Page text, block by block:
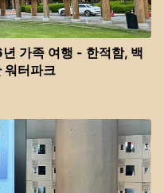
가족 여행 - 한적함, 백
워터파크